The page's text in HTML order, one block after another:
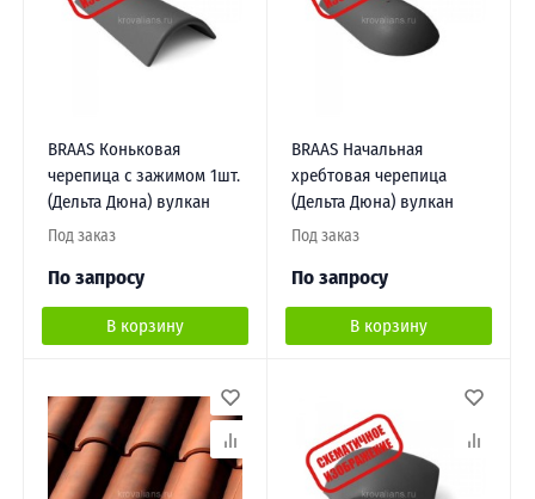
BRAAS Коньковая
черепица с зажимом 1шт.
(Дельта Дюна) вулкан
Под заказ
По запросу
В корзину
BRAAS Начальная
хребтовая черепица
(Дельта Дюна) вулкан
Под заказ
По запросу
В корзину